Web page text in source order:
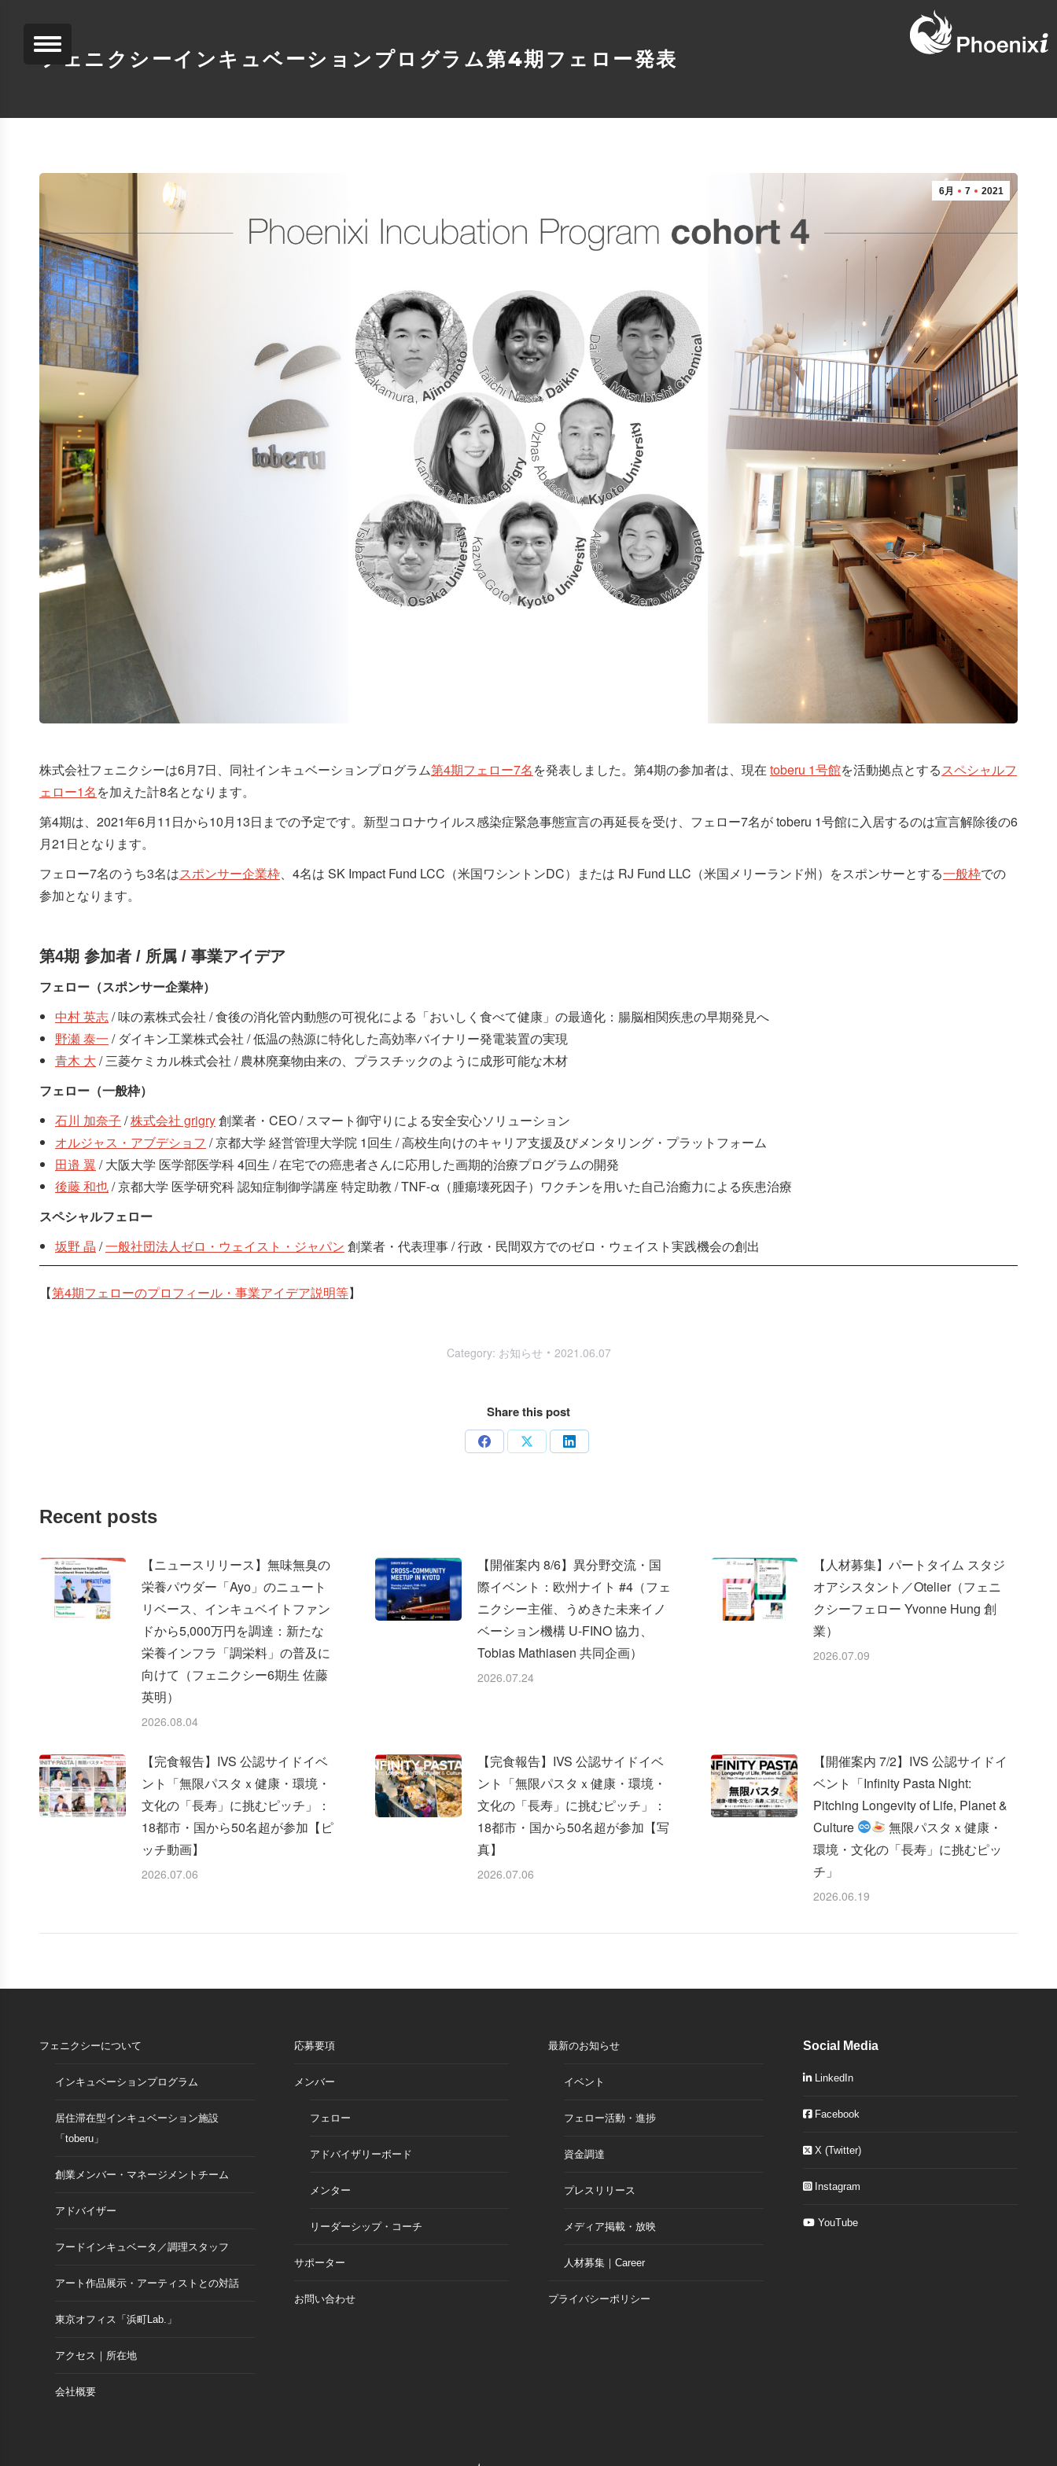
フェニクシーインキュベーションプログラム第4期フェロー発表
6月 7 2021
株式会社フェニクシーは6月7日、同社インキュベーションプログラム第4期フェロー7名を発表しました。第4期の参加者は、現在 toberu 1号館を活動拠点とするスペシャルフ
ェロー1名を加えた計8名となります。
第4期は、2021年6月11日から10月13日までの予定です。新型コロナウイルス感染症緊急事態宣言の再延長を受け、フェロー7名が toberu 1号館に入居するのは宣言解除後の6
月21日となります。
フェロー7名のうち3名はスポンサー企業枠、4名は SK Impact Fund LCC（米国ワシントンDC）または RJ Fund LLC（米国メリーランド州）をスポンサーとする一般枠での
参加となります。
第4期 参加者 / 所属 / 事業アイデア
フェロー（スポンサー企業枠）
中村 英志/ 味の素株式会社 / 食後の消化管内動態の可視化による「おいしく食べて健康」の最適化：腸脳相関疾患の早期発見へ
野瀬 泰一 / ダイキン工業株式会社 / 低温の熱源に特化した高効率バイナリー発電装置の実現
青木 大 / 三菱ケミカル株式会社 / 農林廃棄物由来の、プラスチックのように成形可能な木材
フェロー（一般枠）
石川 加奈子 /株式会社 grigry創業者・CEO / スマート御守りによる安全安心ソリューション
オルジャス・アブデショフ / 京都大学 経営管理大学院 1回生 / 高校生向けのキャリア支援及びメンタリング・プラットフォーム
田邉 翼/ 大阪大学 医学部医学科 4回生 / 在宅での癌患者さんに応用した画期的治療プログラムの開発
後藤 和也/ 京都大学 医学研究科 認知症制御学講座 特定助教 / TNF-α（腫瘍壊死因子）ワクチンを用いた自己治癒力による疾患治療
スペシャルフェロー
坂野 晶 /一般社団法人ゼロ・ウェイスト・ジャパン 創業者・代表理事 / 行政・民間双方でのゼロ・ウェイスト実践機会の創出
【第4期フェローのプロフィール・事業アイデア説明等】
Category: お知らせ 2021.06.07
Share this post
Share Share Share
Recent posts
【ニュースリリース】無味無臭の
栄養パウダー「Ayo」のニュート
リベース、インキュベイトファン
ドから5,000万円を調達：新たな
栄養インフラ「調栄料」の普及に
向けて（フェニクシー6期生 佐藤
英明）
2026.08.04
【開催案内 8/6】異分野交流・国
際イベント：欧州ナイト #4（フェ
ニクシー主催、うめきた未来イノ
ベーション機構 U-FINO 協力、
Tobias Mathiasen 共同企画）
2026.07.24
【人材募集】パートタイム スタジ
オアシスタント／Otelier（フェニ
クシーフェロー Yvonne Hung 創
業）
2026.07.09
【完食報告】IVS 公認サイドイベ
ント「無限パスタｘ健康・環境・
文化の「長寿」に挑むピッチ」：
18都市・国から50名超が参加【ピ
ッチ動画】
2026.07.06
【完食報告】IVS 公認サイドイベ
ント「無限パスタｘ健康・環境・
文化の「長寿」に挑むピッチ」：
18都市・国から50名超が参加【写
真】
2026.07.06
【開催案内 7/2】IVS 公認サイドイ
ベント「Infinity Pasta Night:
Pitching Longevity of Life, Planet &
Culture
無限パスタｘ健康・
環境・文化の「長寿」に挑むピッ
チ」
2026.06.19
フェニクシーについて
インキュベーションプログラム
居住滞在型インキュベーション施設
「toberu」
創業メンバー・マネージメントチーム
アドバイザー
フードインキュベータ／調理スタッフ
アート作品展示・アーティストとの対話
東京オフィス「浜町Lab.」
アクセス｜所在地
会社概要
応募要項
メンバー
フェロー
アドバイザリーボード
メンター
リーダーシップ・コーチ
サポーター
お問い合わせ
最新のお知らせ
イベント
フェロー活動・進捗
資金調達
プレスリリース
メディア掲載・放映
人材募集｜Career
プライバシーポリシー
Social Media
LinkedIn
Facebook
X (Twitter)
Instagram
YouTube